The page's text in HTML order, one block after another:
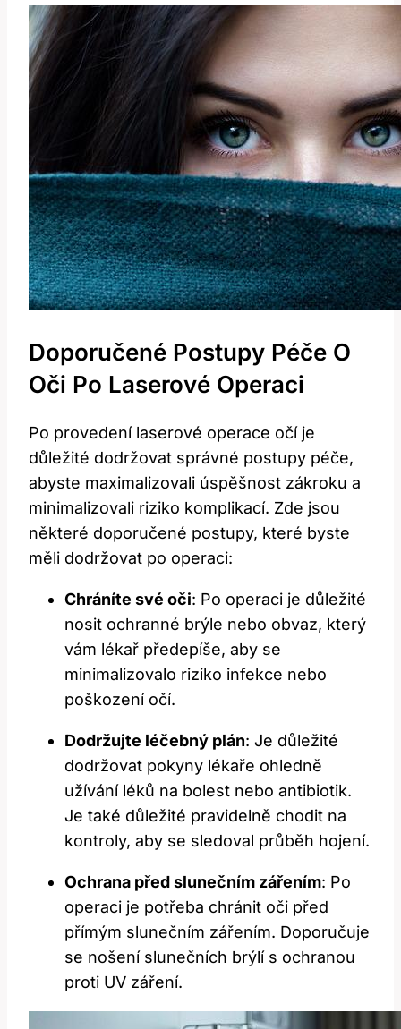
Doporučené ⁣postupy Péče O
⁣oči Po⁤ Laserové ‌operaci
Po‍ provedení laserové operace očí je
důležité dodržovat správné postupy péče,
abyste maximalizovali úspěšnost ⁢zákroku a
minimalizovali riziko komplikací. Zde jsou
některé doporučené⁣ postupy,​ které byste ​
měli dodržovat po⁤ operaci:
Chráníte své oči: Po operaci ‍je důležité
nosit ochranné‍ brýle nebo obvaz,⁣ který
vám lékař ⁤předepíše, aby se
‍minimalizovalo riziko infekce nebo​
poškození očí.
Dodržujte ⁣léčebný ​plán: Je důležité
dodržovat⁣ pokyny lékaře‍ ohledně
užívání léků na bolest nebo ⁤antibiotik.
⁢Je ‍také důležité⁣ pravidelně ‌chodit na
kontroly, ⁢aby se sledoval průběh hojení.
Ochrana před slunečním⁣ zářením: Po
operaci je ⁢potřeba​ chránit‌ oči ‌před
přímým‌ slunečním⁣ zářením. Doporučuje
se ⁣nošení slunečních brýlí ⁤s ochranou
proti UV záření.